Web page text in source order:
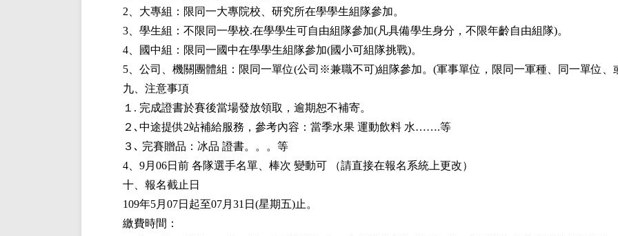
2、大專組：限同一大專院校、研究所在學學生組隊參加。
3、學生組：不限同一學校.在學學生可自由組隊參加(凡具備學生身分，不限年齡自由組隊)。
4、國中組：限同一國中在學學生組隊參加(國小可組隊挑戰)。
5、公司、機關團體組：限同一單位(公司※兼職不可)組隊參加。(軍事單位，限同一軍種、同一單位、
九、注意事項
１. 完成證書於賽後當場發放領取，逾期恕不補寄。
２､中途提供2站補給服務，參考內容：當季水果 運動飲料 水…….等
３､ 完賽贈品：冰品 證書。。。等
4、9月06日前 各隊選手名單、棒次 變動可 （請直接在報名系統上更改）
十、報名截止日
109年5月07日起至07月31日(星期五)止。
繳費時間：